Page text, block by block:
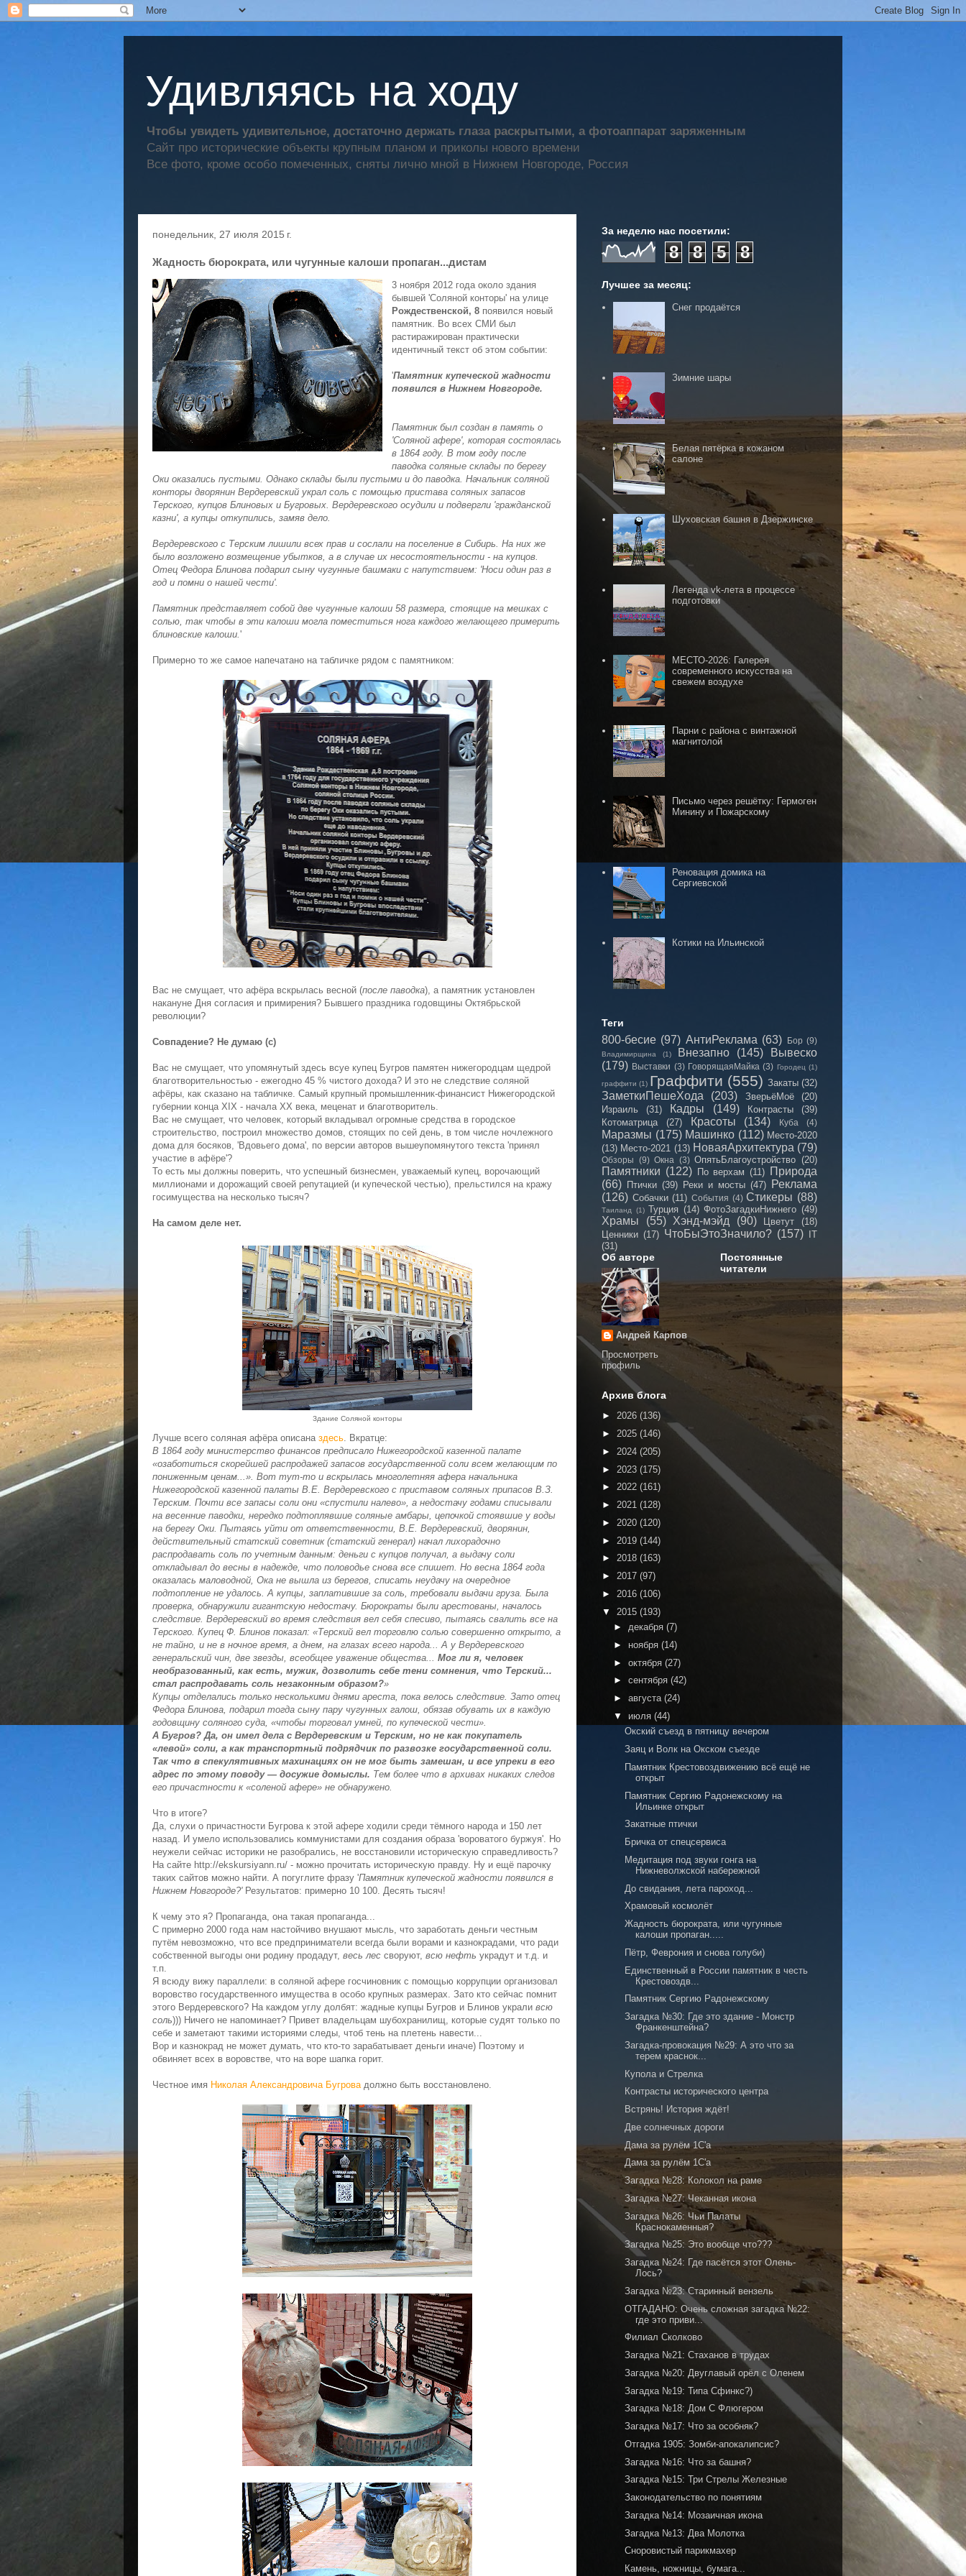
Удивляясь на ходу
Чтобы увидеть удивительное, достаточно держать глаза раскрытыми, а фотоаппарат заряженным
Сайт про исторические объекты крупным планом и приколы нового времени
Все фото, кроме особо помеченных, сняты лично мной в Нижнем Новгороде, Россия
понедельник, 27 июля 2015 г.
Жадность бюрократа, или чугунные калоши пропаган...дистам
3 ноября 2012 года около здания
бывшей 'Соляной конторы' на улице
Рождественской, 8 появился новый
памятник. Во всех СМИ был
растиражирован практически
идентичный текст об этом событии:
'Памятник купеческой жадности
появился в Нижнем Новгороде.
Памятник был создан в память о
'Соляной афере', которая состоялась
в 1864 году. В том году после
паводка соляные склады по берегу
Оки оказались пустыми. Однако склады были пустыми и до паводка. Начальник соляной
конторы дворянин Вердеревский украл соль с помощью пристава соляных запасов
Терского, купцов Блиновых и Бугровых. Вердеревского осудили и подвергли 'гражданской
казни', а купцы откупились, замяв дело.
Вердеревского с Терским лишили всех прав и сослали на поселение в Сибирь. На них же
было возложено возмещение убытков, а в случае их несостоятельности - на купцов.
Отец Федора Блинова подарил сыну чугунные башмаки с напутствием: 'Носи один раз в
год и помни о нашей чести'.
Памятник представляет собой две чугунные калоши 58 размера, стоящие на мешках с
солью, так чтобы в эти калоши могла поместиться нога каждого желающего примерить
блиновские калоши.'
Примерно то же самое напечатано на табличке рядом с памятником:
Вас не смущает, что афёра вскрылась весной (после паводка), а памятник установлен
накануне Дня согласия и примирения? Бывшего праздника годовщины Октябрьской
революции?
Совпадение? Не думаю (с)
Вас не смущает, что упомянутый здесь всуе купец Бугров памятен нижегородцам щедрой
благотворительностью - ежегодно 45 % чистого дохода? И это не следствие соляной
афёры, как сказано на табличке. Самый крупный промышленник-финансист Нижегородской
губернии конца XIX - начала XX века, меценат и благотворитель.
Вас не смущает, что человек, который вкладывал огромные средства в городское
строительство, построил множество домов, стоящих по сей день, в том числе ночлежного
дома для босяков, 'Вдовьего дома', по версии авторов вышеупомянутого текста 'принял
участие в афёре'?
То есть мы должны поверить, что успешный бизнесмен, уважаемый купец, ворочающий
миллионами и дорожащий своей репутацией (и купеческой честью), прельстился на кражу
госимущества на несколько тысяч?
На самом деле нет.
Здание Соляной конторы
Лучше всего соляная афёра описана здесь . Вкратце:
В 1864 году министерство финансов предписало Нижегородской казенной палате
«озаботиться скорейшей распродажей запасов государственной соли всем желающим по
пониженным ценам...». Вот тут-то и вскрылась многолетняя афера начальника
Нижегородской казенной палаты В.Е. Вердеревского с приставом соляных припасов В.З.
Терским. Почти все запасы соли они «спустили налево», а недостачу годами списывали
на весенние паводки, нередко подтоплявшие соляные амбары, цепочкой стоявшие у воды
на берегу Оки. Пытаясь уйти от ответственности, В.Е. Вердеревский, дворянин,
действительный статский советник (статский генерал) начал лихорадочно
распродавать соль по учетным данным: деньги с купцов получал, а выдачу соли
откладывал до весны в надежде, что половодье снова все спишет. Но весна 1864 года
оказалась маловодной, Ока не вышла из берегов, списать неудачу на очередное
подтопление не удалось. А купцы, заплатившие за соль, требовали выдачи груза. Была
проверка, обнаружили гигантскую недостачу. Бюрократы были арестованы, началось
следствие. Вердеревский во время следствия вел себя спесиво, пытаясь свалить все на
Терского. Купец Ф. Блинов показал: «Терский вел торговлю солью совершенно открыто, а
не тайно, и не в ночное время, а днем, на глазах всего народа... А у Вердеревского
генеральский чин, две звезды, всеобщее уважение общества... Мог ли я, человек
необразованный, как есть, мужик, дозволить себе тени сомнения, что Терский...
стал распродавать соль незаконным образом?»
Купцы отделались только несколькими днями ареста, пока велось следствие. Зато отец
Федора Блинова, подарил тогда сыну пару чугунных галош, обязав обувать их в каждую
годовщину соляного суда, «чтобы торговал умней, по купеческой чести».
А Бугров? Да, он имел дела с Вердеревским и Терским, но не как покупатель
«левой» соли, а как транспортный подрядчик по развозке государственной соли.
Так что в спекулятивных махинациях он не мог быть замешан, и все упреки в его
адрес по этому поводу — досужие домыслы. Тем более что в архивах никаких следов
его причастности к «соленой афере» не обнаружено.
Что в итоге?
Да, слухи о причастности Бугрова к этой афере ходили среди тёмного народа и 150 лет
назад. И умело использовались коммунистами для создания образа 'вороватого буржуя'. Но
неужели сейчас историки не разобрались, не восстановили историческую справедливость?
На сайте http://ekskursiyann.ru/ - можно прочитать историческую правду. Ну и ещё парочку
таких сайтов можно найти. А погуглите фразу 'Памятник купеческой жадности появился в
Нижнем Новгороде?'Результатов: примерно 10 100. Десять тысяч!
К чему это я? Пропаганда, она такая пропаганда...
С примерно 2000 года нам настойчиво внушают мысль, что заработать деньги честным
путём невозможно, что все предприниматели всегда были ворами и казнокрадами, что ради
собственной выгоды они родину продадут, весь лес своруют, всю нефть украдут и т.д. и
т.п.
Я всюду вижу параллели: в соляной афере госчиновник с помощью коррупции организовал
воровство государственного имущества в особо крупных размерах. Зато кто сейчас помнит
этого Вердеревского? На каждом углу долбят: жадные купцы Бугров и Блинов украли всю
соль))) Ничего не напоминает? Привет владельцам шубохранилищ, которые судят только по
себе и заметают такими историями следы, чтоб тень на плетень навести...
Вор и казнокрад не может думать, что кто-то зарабатывает деньги иначе) Поэтому и
обвиняет всех в воровстве, что на воре шапка горит.
Честное имя Николая Александровича Бугрова должно быть восстановлено.
За неделю нас посетили:
8 8 5 8
Лучшее за месяц:
Снег продаётся
Зимние шары
Белая пятёрка в кожаном
салоне
Шуховская башня в Дзержинске
Легенда vk-лета в процессе
подготовки
МЕСТО-2026: Галерея
современного искусства на
свежем воздухе
Парни с района с винтажной
магнитолой
Письмо через решётку: Гермоген
Минину и Пожарскому
Реновация домика на
Сергиевской
Котики на Ильинской
Теги
800-бесие (97) АнтиРеклама (63) Бор (9)
Владимирщина (1) Внезапно (145)
Вывеско
(179) Выставки (3) ГоворящаяМайка (3) Городец (1)
граффити (1) Граффити (555) Закаты (32)
ЗаметкиПешеХода (203) ЗверьёМоё
(20)
Израиль
(31) Кадры (149) Контрасты
(39)
Котоматрица
(27) Красоты (134) Куба (4)
Маразмы (175) Машинко (112) Место-2020
(13) Место-2021 (13) НоваяАрхитектура (79)
Обзоры (9) Окна (3) ОпятьБлагоустройство (20)
Памятники (122) По верхам (11) Природа
(66) Птички (39) Реки и мосты (47) Реклама
(126) Собачки (11) События (4) Стикеры (88)
Таиланд (1) Турция (14) ФотоЗагадкиНижнего (49)
Храмы (55) Хэнд-мэйд (90) Цветут
(18)
Ценники (17) ЧтоБыЭтоЗначило? (157)
IT
(31)
Об авторе
Андрей Карпов
Просмотреть
профиль
Постоянные
читатели
Архив блога
► 2026 (136)
► 2025 (146)
► 2024 (205)
► 2023 (175)
► 2022 (161)
► 2021 (128)
► 2020 (120)
► 2019 (144)
► 2018 (163)
► 2017 (97)
► 2016 (106)
▼ 2015 (193)
► декабря (7)
► ноября (14)
► октября (27)
► сентября (42)
► августа (24)
▼ июля (44)
Окский съезд в пятницу вечером
Заяц и Волк на Окском съезде
Памятник Крестовоздвижению всё ещё не
открыт
Памятник Сергию Радонежскому на
Ильинке открыт
Закатные птички
Бричка от спецсервиса
Медитация под звуки гонга на
Нижневолжской набережной
До свидания, лета пароход...
Храмовый космолёт
Жадность бюрократа, или чугунные
калоши пропаган.....
Пётр, Феврония и снова голуби)
Единственный в России памятник в честь
Крестовоздв...
Памятник Сергию Радонежскому
Загадка №30: Где это здание - Монстр
Франкенштейна?
Загадка-провокация №29: А это что за
терем краснок...
Купола и Стрелка
Контрасты исторического центра
Встрянь! История ждёт!
Две солнечных дороги
Дама за рулём 1C'а
Дама за рулём 1C'а
Загадка №28: Колокол на раме
Загадка №27: Чеканная икона
Загадка №26: Чьи Палаты
Краснокаменныя?
Загадка №25: Это вообще что???
Загадка №24: Где пасётся этот Олень-
Лось?
Загадка №23: Старинный вензель
ОТГАДАНО: Очень сложная загадка №22:
где это приви...
Филиал Сколково
Загадка №21: Стаханов в трудах
Загадка №20: Двуглавый орёл с Оленем
Загадка №19: Типа Сфинкс?)
Загадка №18: Дом С Флюгером
Загадка №17: Что за особняк?
Отгадка 1905: Зомби-апокалипсис?
Загадка №16: Что за башня?
Загадка №15: Три Стрелы Железные
Законодательство по понятиям
Загадка №14: Мозаичная икона
Загадка №13: Два Молотка
Сноровистый парикмахер
Камень, ножницы, бумага...